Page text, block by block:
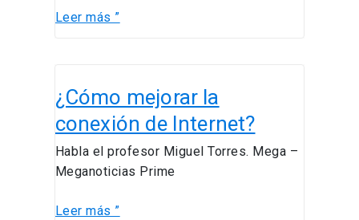
Leer más ”
¿Cómo mejorar la
conexión de Internet?
Habla el profesor Miguel Torres. Mega –
Meganoticias Prime
mejorar
conexión
de
Internet?
Leer más ”